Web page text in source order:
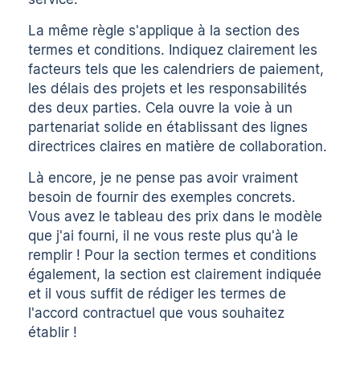
La même règle s'applique à la section des
termes et conditions. Indiquez clairement les
facteurs tels que les calendriers de paiement,
les délais des projets et les responsabilités
des deux parties. Cela ouvre la voie à un
partenariat solide en établissant des lignes
directrices claires en matière de collaboration.
Là encore, je ne pense pas avoir vraiment
besoin de fournir des exemples concrets.
Vous avez le tableau des prix dans le modèle
que j'ai fourni, il ne vous reste plus qu'à le
remplir ! Pour la section termes et conditions
également, la section est clairement indiquée
et il vous suffit de rédiger les termes de
l'accord contractuel que vous souhaitez
établir !